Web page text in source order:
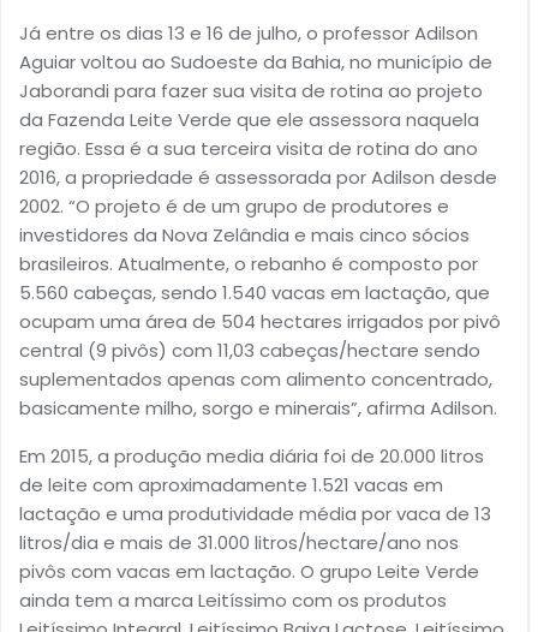
Já entre os dias 13 e 16 de julho, o professor Adilson
Aguiar voltou ao Sudoeste da Bahia, no município de
Jaborandi para fazer sua visita de rotina ao projeto
da Fazenda Leite Verde que ele assessora naquela
região. Essa é a sua terceira visita de rotina do ano
2016, a propriedade é assessorada por Adilson desde
2002. “O projeto é de um grupo de produtores e
investidores da Nova Zelândia e mais cinco sócios
brasileiros. Atualmente, o rebanho é composto por
5.560 cabeças, sendo 1.540 vacas em lactação, que
ocupam uma área de 504 hectares irrigados por pivô
central (9 pivôs) com 11,03 cabeças/hectare sendo
suplementados apenas com alimento concentrado,
basicamente milho, sorgo e minerais”, afirma Adilson.
Em 2015, a produção media diária foi de 20.000 litros
de leite com aproximadamente 1.521 vacas em
lactação e uma produtividade média por vaca de 13
litros/dia e mais de 31.000 litros/hectare/ano nos
pivôs com vacas em lactação. O grupo Leite Verde
ainda tem a marca Leitíssimo com os produtos